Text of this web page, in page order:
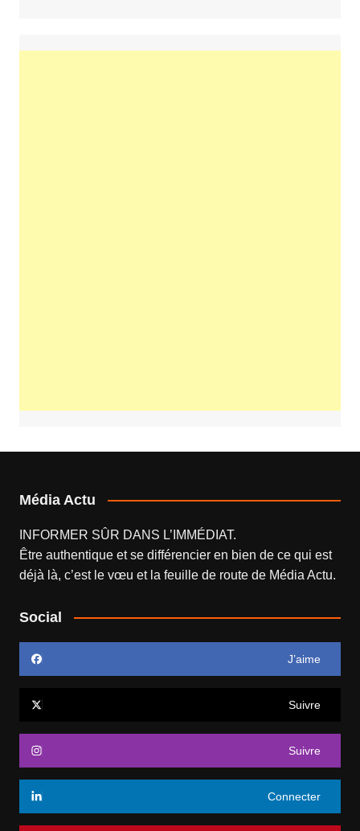
Média Actu
INFORMER SÛR DANS L’IMMÉDIAT.
Être authentique et se différencier en bien de ce qui est
déjà là, c’est le vœu et la feuille de route de Média Actu.
Social
J’aime
Suivre
Suivre
Connecter